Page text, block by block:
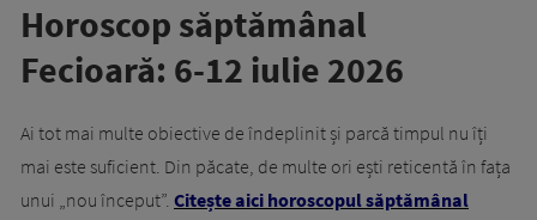
Horoscop săptămânal
Fecioară: 6-12 iulie 2026
Ai tot mai multe obiective de îndeplinit și parcă timpul nu îți
mai este suficient. Din păcate, de multe ori ești reticentă în fața
unui „nou început”. Citește aici horoscopul săptămânal